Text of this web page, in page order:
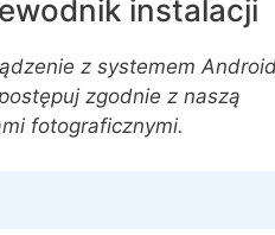
instalacji
z systemem
zgodnie z naszą
fotograficznymi.